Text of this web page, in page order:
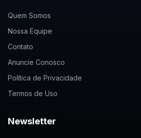
Quem Somos
Nossa Equipe
Contato
Anuncie Conosco
Política de Privacidade
Termos de Uso
Newsletter